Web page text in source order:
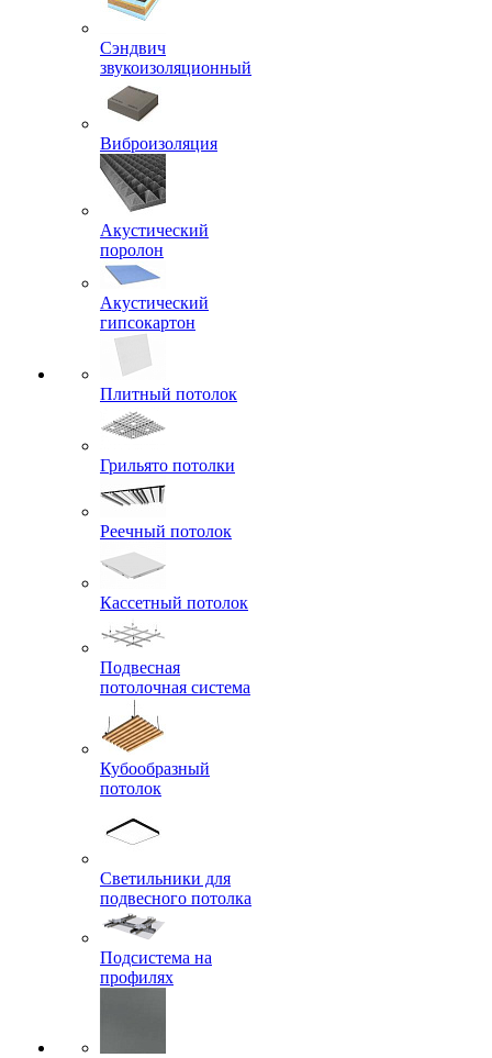
Сэндвич
звукоизоляционный
Виброизоляция
Акустический
поролон
Акустический
гипсокартон
Плитный потолок
Грильято потолки
Реечный потолок
Кассетный потолок
Подвесная
потолочная система
Кубообразный
потолок
Светильники для
подвесного потолка
Подсистема на
профилях